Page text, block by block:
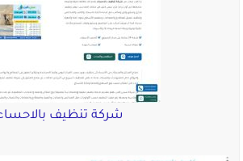
شركة تنظيف بالاحساء